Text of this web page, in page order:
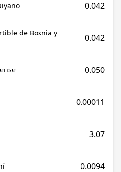
0.042
de Bosnia y
0.042
0.050
0.00011
3.07
0.0094